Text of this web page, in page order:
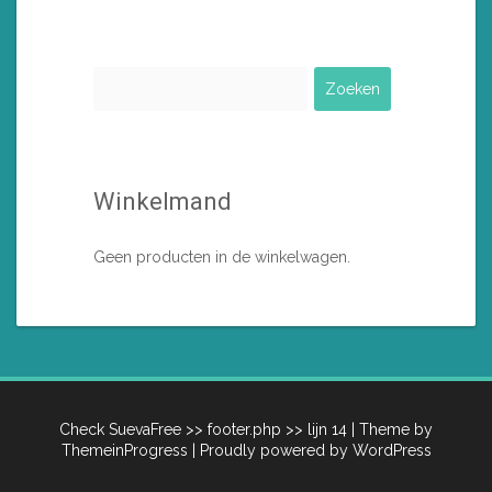
op
Winkelmand
Geen producten in de winkelwagen.
Check SuevaFree >> footer.php >> lijn 14
| Theme by
ThemeinProgress
| Proudly powered by WordPress